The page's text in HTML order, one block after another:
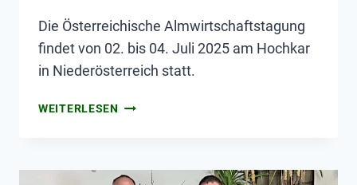
Die Österreichische Almwirtschaftstagung
findet von 02. bis 04. Juli 2025 am Hochkar
in Niederösterreich statt.
WEITERLESEN